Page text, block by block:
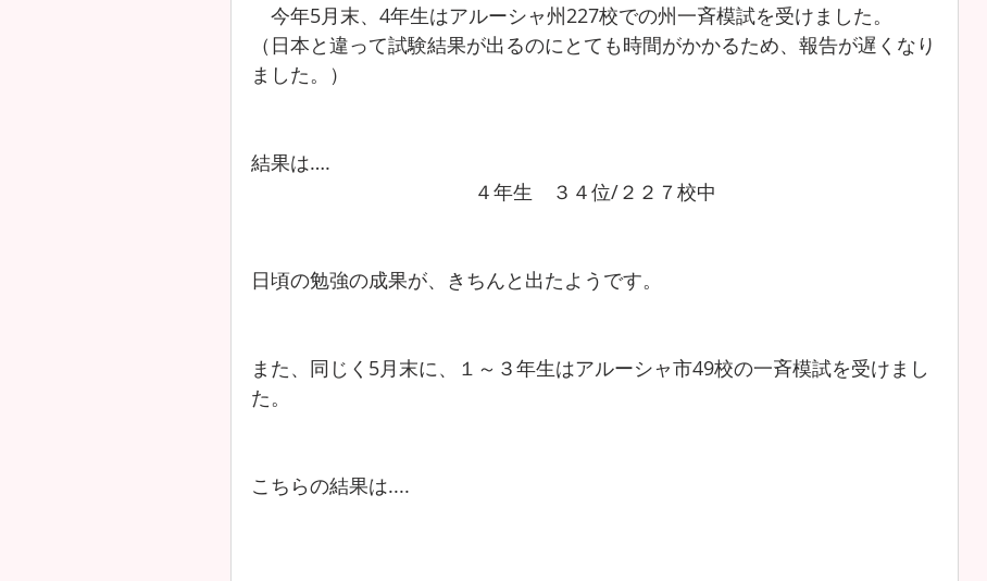
今年5月末、4年生はアルーシャ州227校での州一斉模試を受けました。
（日本と違って試験結果が出るのにとても時間がかかるため、報告が遅くなり
ました。）
結果は….
４年生　３４位/２２７校中
日頃の勉強の成果が、きちんと出たようです。
また、同じく5月末に、１～３年生はアルーシャ市49校の一斉模試を受けまし
た。
こちらの結果は....